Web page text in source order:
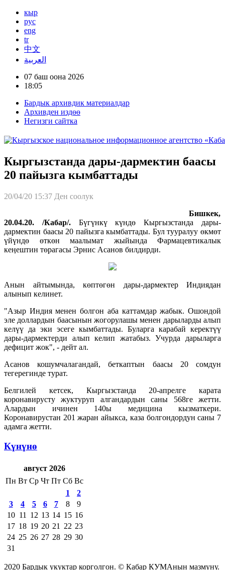
кыр
рус
eng
tr
中文
العربية
07 баш оона 2026
18:05
Бардык архивдик материалдар
Архивден издөө
Негизги сайтка
Кыргызстанда дары-дармектин баасы
20 пайызга кымбаттады
20/04/20 15:37 Ден соолук
Бишкек,
20.04.20. /Кабар/. Бүгүнкү күндө Кыргызстанда дары-
дармектин баасы 20 пайызга кымбаттады. Бул тууралуу өкмөт
үйүндө өткөн маалымат жыйында Фармацевтикалык
кеӊештин төрагасы Эрнис Асанов билдирди.
Анын айтымында, көптөгөн дары-дармектер Индиядан
алынып келинет.
"Азыр Индия менен болгон аба каттамдар жабык. Ошондой
эле доллардын баасынын жогорулашы менен дарыларды алып
келүү да эки эсеге кымбаттады. Буларга карабай керектүү
дары-дармектерди алып келип жатабыз. Учурда дарыларга
дефицит жок", - дейт ал.
Асанов кошумчалагандай, беткаптын баасы 20 сомдун
тегерегинде турат.
Белгилей кетсек, Кыргызстанда 20-апрелге карата
коронавирусту жуктуруп алгандардын саны 568ге жетти.
Алардын ичинен 140ы медицина кызматкери.
Коронавирустан 201 жаран айыкса, каза болгондордун саны 7
адамга жетти.
Күнүнө
август 2026
Пн Вт Ср Чт Пт Сб Вс
1
2
3
4 5 6 7 8
9
10 11 12 13 14 15 16
17 18 19 20 21 22 23
24 25 26 27 28 29 30
31
2020 Бардык укуктар корголгон. © Кабар КУМАнын мазмуну.